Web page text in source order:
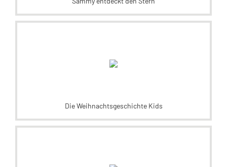
Die Weihnachtsgeschichte Kids